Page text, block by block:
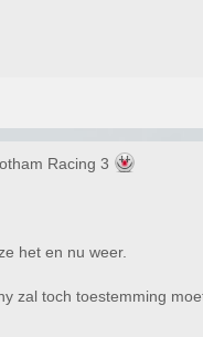
Racing 3
het en nu weer.
zal toch toestemming